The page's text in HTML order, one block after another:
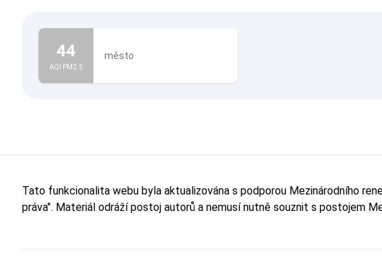
44
AQI PM2.5
město
Tato funkcionalita webu byla aktualizována s podporou Mezinárodního
práva". Materiál odráží postoj autorů a nemusí nutně souznit s postojem